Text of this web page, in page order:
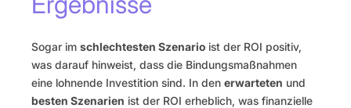
Sogar im schlechtesten Szenario ist der ROI positiv,
was darauf hinweist, dass die Bindungsmaßnahmen
eine lohnende Investition sind. In den erwarteten
besten Szenarien ist der ROI erheblich, was finanzielle